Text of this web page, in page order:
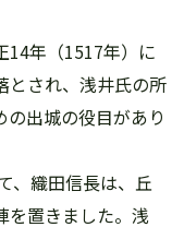
14年（1517年）に
とされ、浅井氏の所
出城の役目があり
、織田信長は、丘
を置きました。浅